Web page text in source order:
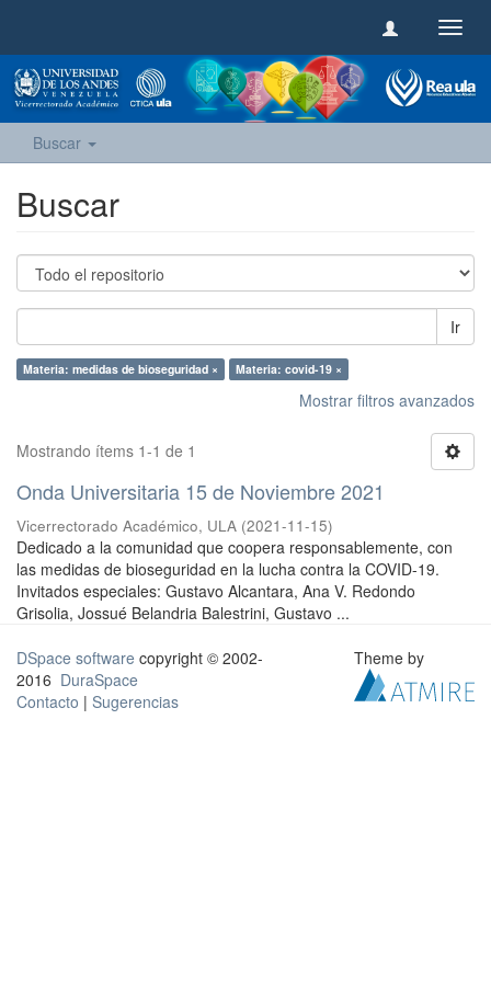
Buscar
Buscar
Ir
Materia: medidas de bioseguridad × Materia: covid-19 ×
Mostrar filtros avanzados
Mostrando ítems 1-1 de 1
Onda Universitaria 15 de Noviembre 2021
Vicerrectorado Académico, ULA (2021-11-15)
Dedicado a la comunidad que coopera responsablemente, con
las medidas de bioseguridad en la lucha contra la COVID-19.
Invitados especiales: Gustavo Alcantara, Ana V. Redondo
Grisolia, Jossué Belandria Balestrini, Gustavo ...
DSpace software copyright © 2002-
2016 DuraSpace
Contacto | Sugerencias
Theme by